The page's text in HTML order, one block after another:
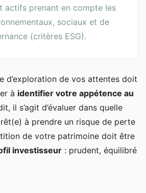
actifs prenant en compte les
sociaux et de
(critères ESG).
d’exploration de vos attentes doit
à identifier votre appétence au
il s’agit d’évaluer dans quelle
à prendre un risque de perte
de votre patrimoine doit être
investisseur : prudent, équilibré